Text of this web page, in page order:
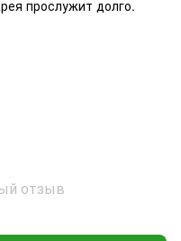
прослужит долго.
отзыв